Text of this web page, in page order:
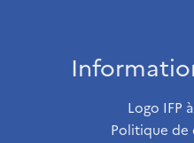
Logo IFP
Politique